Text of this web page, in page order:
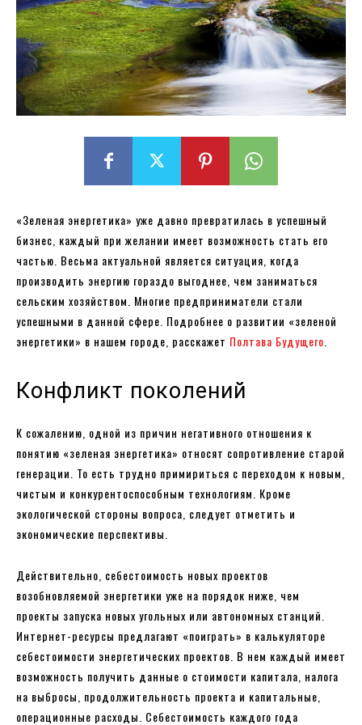
«Зеленая энергетика» уже давно превратилась в успешный
бизнес, каждый при желании имеет возможность стать его
частью. Весьма актуальной является ситуация, когда
производить энергию гораздо выгоднее, чем заниматься
сельским хозяйством. Многие предприниматели стали
успешными в данной сфере. Подробнее о развитии «зеленой
энергетики» в нашем городе, расскажет Полтава Будущего
Конфликт поколений
К сожалению, одной из причин негативного отношения к
понятию «зеленая энергетика» относят сопротивление старой
генерации. То есть трудно примириться с переходом к новым,
чистым и конкурентоспособным технологиям. Кроме
экологической стороны вопроса, следует отметить и
экономические перспективы.
Действительно, себестоимость новых проектов
возобновляемой энергетики уже на порядок ниже, чем
проекты запуска новых угольных или автономных станций.
Интернет-ресурсы предлагают «поиграть» в калькуляторе
себестоимости энергетических проектов. В нем каждый имеет
возможность получить данные о стоимости капитала, налога
на выбросы, продолжительность проекта и капитальные,
операционные расходы. Себестоимость каждого года